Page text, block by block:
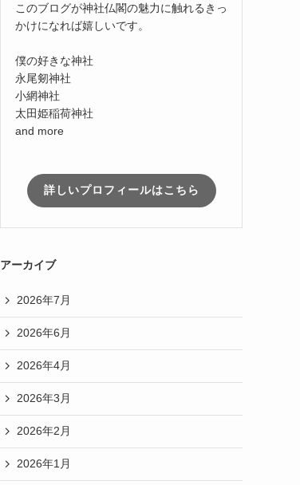
このブログが神社仏閣の魅力に触れるきっ
かけになれば嬉しいです。
僕の好きな神社
永尾剱神社
小網神社
太田姫稲荷神社
and more
詳しいプロフィールはこちら
アーカイブ
2026年7月
2026年6月
2026年4月
2026年3月
2026年2月
2026年1月